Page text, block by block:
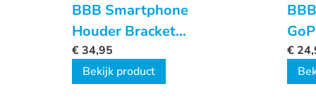
BBB Smartphone
Houder Bracket
FrontFix
€34,95
Bekijk product
€